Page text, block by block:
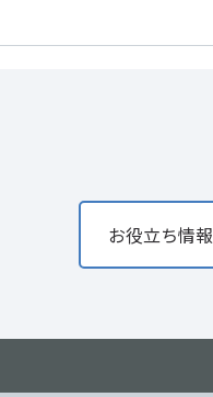
お役立ち情報